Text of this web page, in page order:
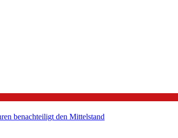
benachteiligt den Mittelstand